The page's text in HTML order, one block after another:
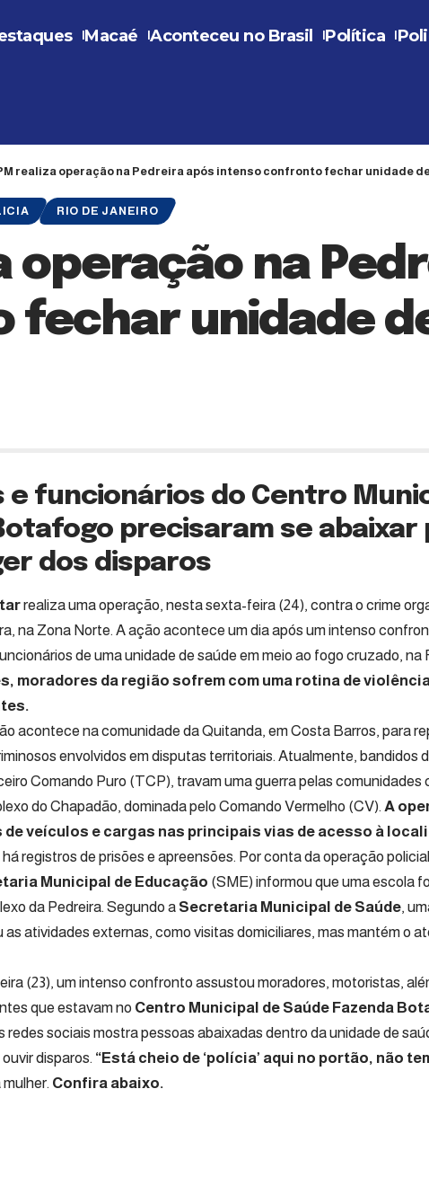
Macaé Aconteceu no Brasil Política
realiza operação na Pedreira após intenso confronto fechar unidade
RIO DE JANEIRO
operação na
unidade
e funcionários do Centro
precisaram se abaixar
dos disparos
realiza uma operação, nesta sexta-feira (24), contra o crime
na Zona Norte. A ação acontece um dia após um intenso
de uma unidade de saúde em meio ao fogo cruzado, na
moradores da região sofrem com uma rotina de
acontece na comunidade da Quitanda, em Costa Barros, para
envolvidos em disputas territoriais. Atualmente, bandidos
Comando Puro (TCP), travam uma guerra pelas comunidades
do Chapadão, dominada pelo Comando Vermelho (CV). A
de veículos e cargas nas principais vias de acesso à
registros de prisões e apreensões. Por conta da operação
Municipal de Educação (SME) informou que uma escola
da Pedreira. Segundo a Secretaria Municipal de Saúde,
as atividades externas, como visitas domiciliares, mas mantém o
(23), um intenso confronto assustou moradores, motoristas,
que estavam no Centro Municipal de Saúde Fazenda
redes sociais mostra pessoas abaixadas dentro da unidade de
disparos. “Está cheio de ‘polícia’ aqui no portão, não
Confira abaixo.